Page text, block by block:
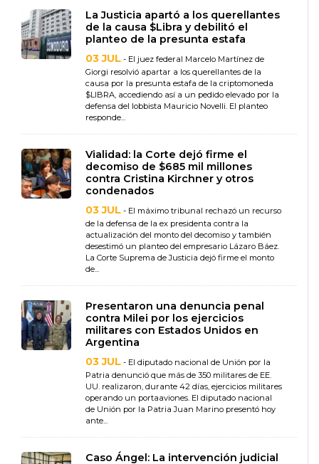
La Justicia apartó a los querellantes
de la causa $Libra y debilitó el
planteo de la presunta estafa
03 JUL - El juez federal Marcelo Martínez de
Giorgi resolvió apartar a los querellantes de la
causa por la presunta estafa de la criptomoneda
$LIBRA, accediendo así a un pedido elevado por la
defensa del lobbista Mauricio Novelli. El planteo
responde...
Vialidad: la Corte dejó firme el
decomiso de $685 mil millones
contra Cristina Kirchner y otros
condenados
03 JUL - El máximo tribunal rechazó un recurso
de la defensa de la ex presidenta contra la
actualización del monto del decomiso y también
desestimó un planteo del empresario Lázaro Báez.
La Corte Suprema de Justicia dejó firme el monto
de...
Presentaron una denuncia penal
contra Milei por los ejercicios
militares con Estados Unidos en
Argentina
03 JUL - El diputado nacional de Unión por la
Patria denunció que más de 350 militares de EE.
UU. realizaron, durante 42 días, ejercicios militares
operando un portaaviones. El diputado nacional
de Unión por la Patria Juan Marino presentó hoy
ante...
Caso Ángel: La intervención judicial